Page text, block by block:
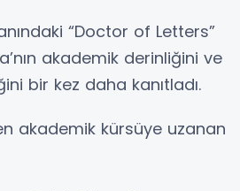
“Doctor of Letters”
akademik derinliğini ve
bir kez daha kanıtladı.
akademik kürsüye uzanan